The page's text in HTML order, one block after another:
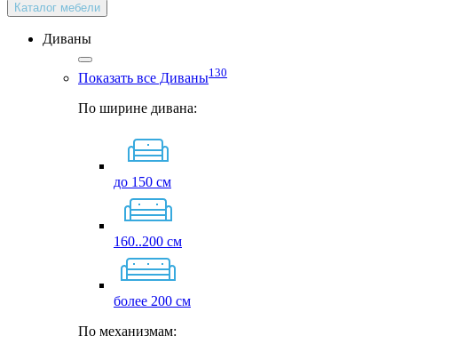
Каталог мебели
Диваны
Показать все Диваны130
По ширине дивана:
до 150 см
160..200 см
более 200 см
По механизмам: